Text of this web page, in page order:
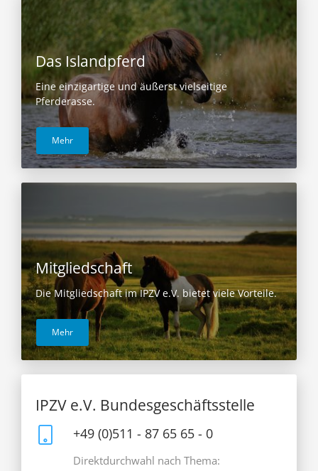
Das Islandpferd
Eine einzigartige und äußerst vielseitige
Pferderasse.
Mehr
Mitgliedschaft
Die Mitgliedschaft im IPZV e.V. bietet viele Vorteile.
Mehr
IPZV e.V. Bundesgeschäftsstelle
+49 (0)511 - 87 65 65 - 0
Direktdurchwahl nach Thema: